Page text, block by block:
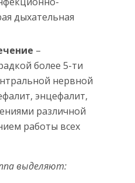
дыхательная
–
более 5-ти
нервной
энцефалит,
различной
работы всех
выделяют: